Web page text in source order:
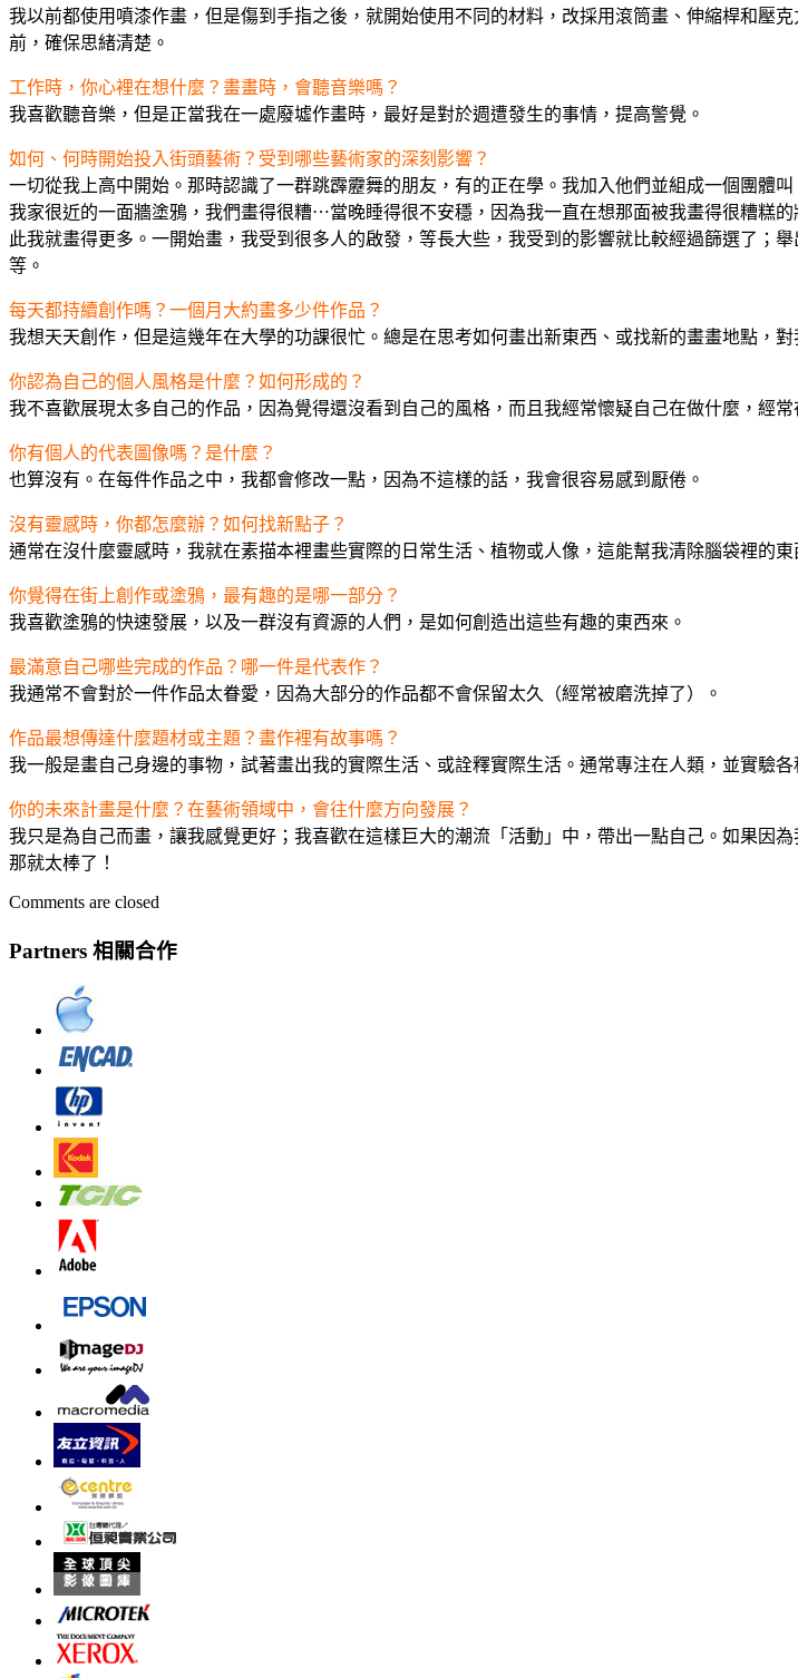
我以前都使用噴漆作畫，但是傷到手指之後，就開始使用不同的材料，改採用滾筒畫、伸縮桿和壓
前，確保思緒清楚。
工作時，你心裡在想什麼？畫畫時，會聽音樂嗎？
我喜歡聽音樂，但是正當我在一處廢墟作畫時，最好是對於週遭發生的事情，提高警覺。
如何、何時開始投入街頭藝術？受到哪些藝術家的深刻影響？
一切從我上高中開始。那時認識了一群跳霹靂舞的朋友，有的正在學。我加入他們並組成一個團體
我家很近的一面牆塗鴉，我們畫得很糟⋯當晚睡得很不安穩，因為我一直在想那面被我畫得很糟糕
此我就畫得更多。一開始畫，我受到很多人的啟發，等長大些，我受到的影響就比較經過篩選了；舉
等。
每天都持續創作嗎？一個月大約畫多少件作品？
我想天天創作，但是這幾年在大學的功課很忙。總是在思考如何畫出新東西、或找新的畫畫地點，對
你認為自己的個人風格是什麼？如何形成的？
我不喜歡展現太多自己的作品，因為覺得還沒看到自己的風格，而且我經常懷疑自己在做什麼，經常
你有個人的代表圖像嗎？是什麼？
也算沒有。在每件作品之中，我都會修改一點，因為不這樣的話，我會很容易感到厭倦。
沒有靈感時，你都怎麼辦？如何找新點子？
通常在沒什麼靈感時，我就在素描本裡畫些實際的日常生活、植物或人像，這能幫我清除腦袋裡的
你覺得在街上創作或塗鴉，最有趣的是哪一部分？
我喜歡塗鴉的快速發展，以及一群沒有資源的人們，是如何創造出這些有趣的東西來。
最滿意自己哪些完成的作品？哪一件是代表作？
我通常不會對於一件作品太眷愛，因為大部分的作品都不會保留太久（經常被磨洗掉了）。
作品最想傳達什麼題材或主題？畫作裡有故事嗎？
我一般是畫自己身邊的事物，試著畫出我的實際生活、或詮釋實際生活。通常專注在人類，並實驗
你的未來計畫是什麼？在藝術領域中，會往什麼方向發展？
我只是為自己而畫，讓我感覺更好；我喜歡在這樣巨大的潮流「活動」中，帶出一點自己。如果因
那就太棒了！
Comments are closed
Partners 相關合作